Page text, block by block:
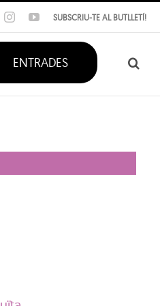
SUBSCRIU-TE AL BUTLLETÍ!
InstagramYouTube
ENTRADES